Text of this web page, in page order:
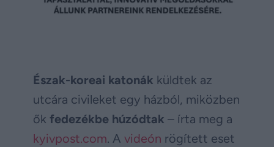
Észak-koreai katonák küldtek az
utcára civileket egy házból, miközben
ők fedezékbe húzódtak – írta meg a
kyivpost.com. A videón rögített eset